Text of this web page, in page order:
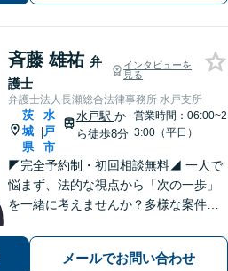
っていませんか？
斉藤 雄祐 弁
護士
インタビューを
見る
弁護士法人長瀬総合法律事務所 水戸支所
茨
城
県
|
水
戸
市
水戸駅 か
ら徒歩8分
営業時間：06:00~2
3:00（平日）
◤完全予約制・初回相談無料◢ 一人で
悩まず、法的な視点から「次の一歩」
を一緒に考えませんか？多様な案件に
合う解決策をご提案します。まずは安
心して現状をお聞かせください。【離
メールでお問い合わせ